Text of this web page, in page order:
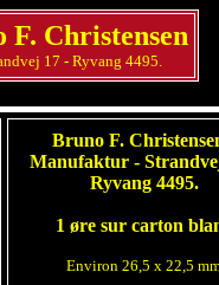
F. Christensen
17 - Ryvang 4495.
Bruno F.
Manufaktur -
Ryvang 4495.
1 øre sur carton
Environ 26,5 x 22,5